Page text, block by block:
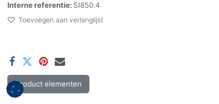
Interne referentie: SI850.4
Toevoegen aan verlanglijst
Product elementen